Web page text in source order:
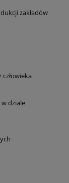
zakładów
dziale